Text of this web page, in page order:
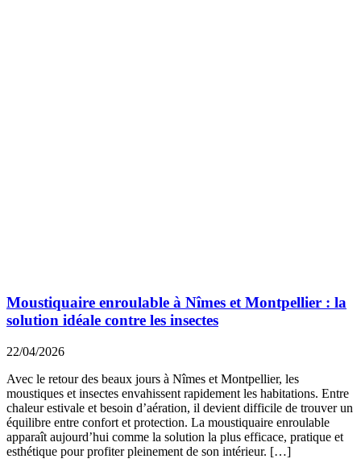
Moustiquaire enroulable à Nîmes et Montpellier : la
solution idéale contre les insectes
22/04/2026
Avec le retour des beaux jours à Nîmes et Montpellier, les
moustiques et insectes envahissent rapidement les habitations. Entre
chaleur estivale et besoin d’aération, il devient difficile de trouver un
équilibre entre confort et protection. La moustiquaire enroulable
apparaît aujourd’hui comme la solution la plus efficace, pratique et
esthétique pour profiter pleinement de son intérieur. […]